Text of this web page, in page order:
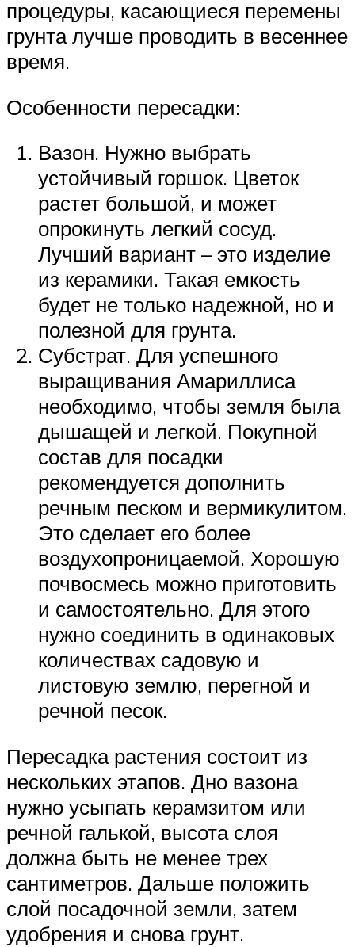
процедуры, касающиеся перемены
грунта лучше проводить в весеннее
время.
Особенности пересадки:
Вазон. Нужно выбрать
устойчивый горшок. Цветок
растет большой, и может
опрокинуть легкий сосуд.
Лучший вариант – это изделие
из керамики. Такая емкость
будет не только надежной, но и
полезной для грунта.
Субстрат. Для успешного
выращивания Амариллиса
необходимо, чтобы земля была
дышащей и легкой. Покупной
состав для посадки
рекомендуется дополнить
речным песком и вермикулитом.
Это сделает его более
воздухопроницаемой. Хорошую
почвосмесь можно приготовить
и самостоятельно. Для этого
нужно соединить в одинаковых
количествах садовую и
листовую землю, перегной и
речной песок.
Пересадка растения состоит из
нескольких этапов. Дно вазона
нужно усыпать керамзитом или
речной галькой, высота слоя
должна быть не менее трех
сантиметров. Дальше положить
слой посадочной земли, затем
удобрения и снова грунт.